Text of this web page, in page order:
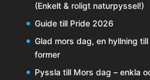
(Enkelt & roligt naturpyssel!)
Guide till Pride 2026
Glad mors dag, en hyllning
former
Pyssla till Mors dag – enkla